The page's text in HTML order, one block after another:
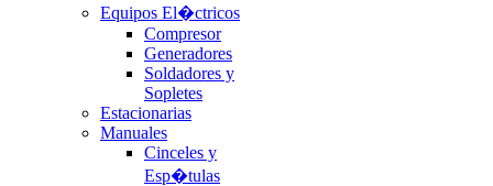
Equipos El�ctricos
Compresor
Generadores
Soldadores y
Sopletes
Estacionarias
Manuales
Cinceles y
Esp�tulas